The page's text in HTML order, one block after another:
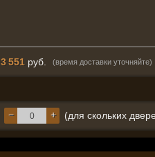
3 551 руб. (время доставки уточняйте)
+
− (для скольких